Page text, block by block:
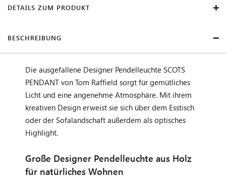
DETAILS ZUM PRODUKT
BESCHREIBUNG
Die ausgefallene Designer Pendelleuchte SCOTS
PENDANT von Tom Raffield sorgt für gemütliches
Licht und eine angenehme Atmosphäre. Mit ihrem
kreativen Design erweist sie sich über dem Esstisch
oder der Sofalandschaft außerdem als optisches
Highlight.
Große Designer Pendelleuchte aus Holz
für natürliches Wohnen